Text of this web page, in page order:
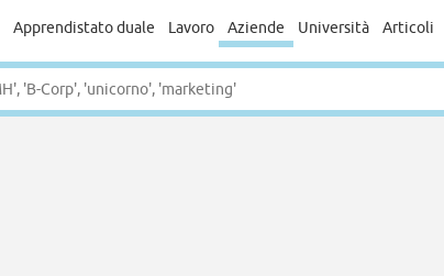
Apprendistato duale Lavoro Aziende Università Articoli